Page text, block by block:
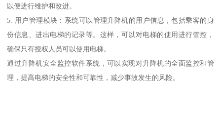
以便进行维护和改进。
5. 用户管理模块：系统可以管理升降机的用户信息，包括乘客的身
份信息、进出电梯的记录等。这样，可以对电梯的使用进行管控，
确保只有授权人员可以使用电梯。
通过升降机安全监控软件系统，可以实现对升降机的全面监控和管
理，提高电梯的安全性和可靠性，减少事故发生的风险。